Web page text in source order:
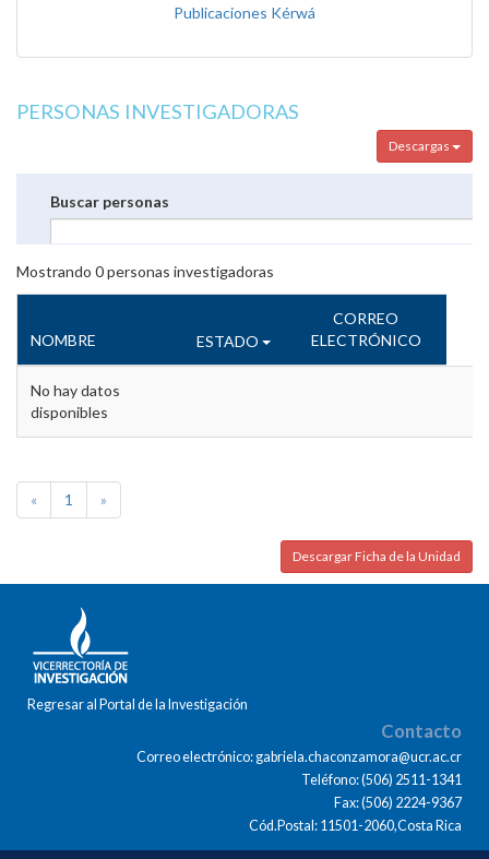
Publicaciones Kérwá
PERSONAS INVESTIGADORAS
Descargas
Buscar personas
Mostrando 0personas investigadoras
NOMBRE ESTADO
CORREO
ELECTRÓNICO
No hay datos
disponibles
« 1 »
Descargar Ficha de la Unidad
Regresar al Portal de la Investigación
Contacto
Correo electrónico: gabriela.chaconzamora@ucr.ac.cr
Teléfono: (506) 2511-1341
Fax: (506) 2224-9367
Cód.Postal: 11501-2060,Costa Rica